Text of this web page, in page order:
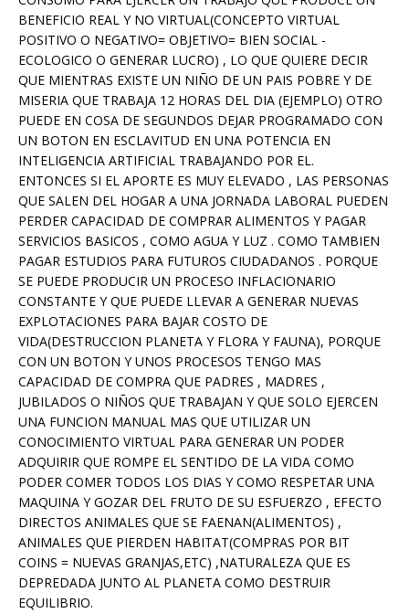
BENEFICIO REAL Y NO VIRTUAL(CONCEPTO VIRTUAL
POSITIVO O NEGATIVO= OBJETIVO= BIEN SOCIAL -
ECOLOGICO O GENERAR LUCRO) , LO QUE QUIERE DECIR
QUE MIENTRAS EXISTE UN NIÑO DE UN PAIS POBRE Y DE
MISERIA QUE TRABAJA 12 HORAS DEL DIA (EJEMPLO) OTRO
PUEDE EN COSA DE SEGUNDOS DEJAR PROGRAMADO CON
UN BOTON EN ESCLAVITUD EN UNA POTENCIA EN
INTELIGENCIA ARTIFICIAL TRABAJANDO POR EL.
ENTONCES SI EL APORTE ES MUY ELEVADO , LAS PERSONAS
QUE SALEN DEL HOGAR A UNA JORNADA LABORAL PUEDEN
PERDER CAPACIDAD DE COMPRAR ALIMENTOS Y PAGAR
SERVICIOS BASICOS , COMO AGUA Y LUZ . COMO TAMBIEN
PAGAR ESTUDIOS PARA FUTUROS CIUDADANOS . PORQUE
SE PUEDE PRODUCIR UN PROCESO INFLACIONARIO
CONSTANTE Y QUE PUEDE LLEVAR A GENERAR NUEVAS
EXPLOTACIONES PARA BAJAR COSTO DE
VIDA(DESTRUCCION PLANETA Y FLORA Y FAUNA), PORQUE
CON UN BOTON Y UNOS PROCESOS TENGO MAS
CAPACIDAD DE COMPRA QUE PADRES , MADRES ,
JUBILADOS O NIÑOS QUE TRABAJAN Y QUE SOLO EJERCEN
UNA FUNCION MANUAL MAS QUE UTILIZAR UN
CONOCIMIENTO VIRTUAL PARA GENERAR UN PODER
ADQUIRIR QUE ROMPE EL SENTIDO DE LA VIDA COMO
PODER COMER TODOS LOS DIAS Y COMO RESPETAR UNA
MAQUINA Y GOZAR DEL FRUTO DE SU ESFUERZO , EFECTO
DIRECTOS ANIMALES QUE SE FAENAN(ALIMENTOS) ,
ANIMALES QUE PIERDEN HABITAT(COMPRAS POR BIT
COINS = NUEVAS GRANJAS,ETC) ,NATURALEZA QUE ES
DEPREDADA JUNTO AL PLANETA COMO DESTRUIR
EQUILIBRIO.